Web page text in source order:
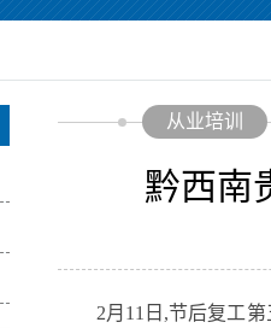
从业培训
黔西南
2月11日,节后复工